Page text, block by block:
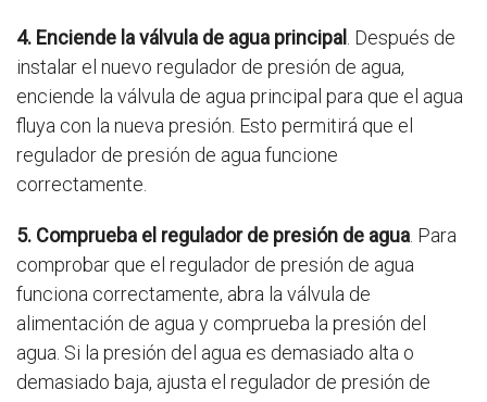
4. Enciende la válvula de agua principal . Después de
instalar el nuevo regulador de presión de agua,
enciende la válvula de agua principal para que el agua
fluya con la nueva presión. Esto permitirá que el
regulador de presión de agua funcione
correctamente.
5. Comprueba el regulador de presión de agua . Para
comprobar que el regulador de presión de agua
funciona correctamente, abra la válvula de
alimentación de agua y comprueba la presión del
agua. Si la presión del agua es demasiado alta o
demasiado baja, ajusta el regulador de presión de